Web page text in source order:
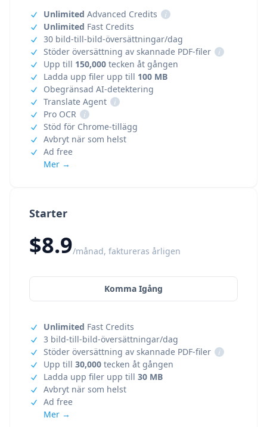
Starter
$8.9/månad, faktureras årligen
Komma Igång
Unlimited Fast Credits
3 bild-till-bild-översättningar/dag
Stöder översättning av skannade PDF-filer
i
Upp till 30,000 tecken åt gången
Ladda upp filer upp till 30 MB
Avbryt när som helst
Ad free
Mer →
Unlimited Advanced Credits
i
Unlimited Fast Credits
30 bild-till-bild-översättningar/dag
Stöder översättning av skannade PDF-filer
i
Upp till 150,000 tecken åt gången
Ladda upp filer upp till 100 MB
Obegränsad AI-detektering
Translate Agent
i
Pro OCR
i
Stöd för Chrome-tillägg
Avbryt när som helst
Ad free
Mer →